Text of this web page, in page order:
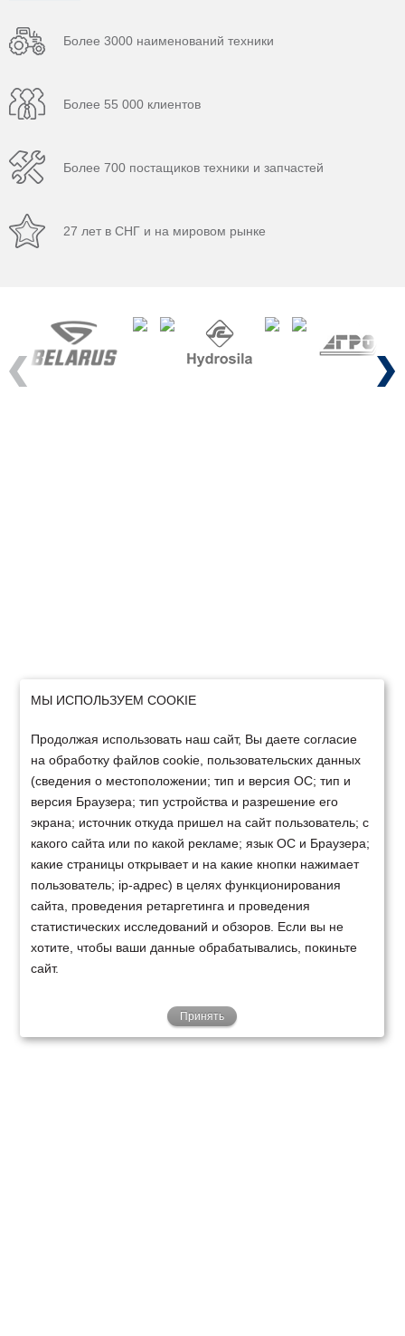
Более 3000 наименований техники
Более 55 000 клиентов
Более 700 постащиков техники и запчастей
27 лет в СНГ и на мировом рынке
Previous Next
МЫ ИСПОЛЬЗУЕМ COOKIE
Продолжая использовать наш сайт, Вы даете согласие
на обработку файлов cookie, пользовательских данных
(сведения о местоположении; тип и версия ОС; тип и
версия Браузера; тип устройства и разрешение его
экрана; источник откуда пришел на сайт пользователь; с
какого сайта или по какой рекламе; язык ОС и Браузера;
какие страницы открывает и на какие кнопки нажимает
пользователь; ip-адрес) в целях функционирования
сайта, проведения ретаргетинга и проведения
статистических исследований и обзоров. Если вы не
хотите, чтобы ваши данные обрабатывались, покиньте
сайт.
Принять